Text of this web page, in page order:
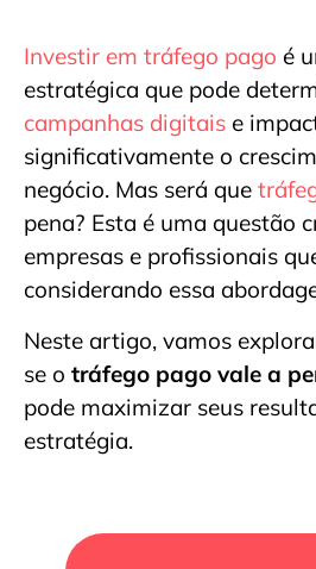
Investir em tráfego pago é
estratégica que pode
campanhas digitais e
significativamente o
negócio. Mas será que
pena? Esta é uma questão
empresas e profissionais
considerando essa
Neste artigo, vamos
se o tráfego pago vale a
pode maximizar seus
estratégia.